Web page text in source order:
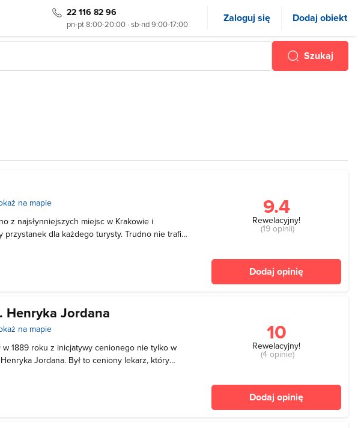
22 116 82 96
pn-pt 8:00-20:00 · sb-nd 9:00-17:00 Zaloguj się Dodaj obiekt
Szukaj
na mapie
z najsłynniejszych miejsc w Krakowie i
przystanek dla każdego turysty. Trudno nie trafić
9.4
Rewelacyjny!
(19 opinii)
Dodaj opinię
Henryka Jordana
na mapie
w 1889 roku z inicjatywy cenionego nie tylko w
Jordana. Był to ceniony lekarz, który
10
Rewelacyjny!
(4 opinie)
Dodaj opinię